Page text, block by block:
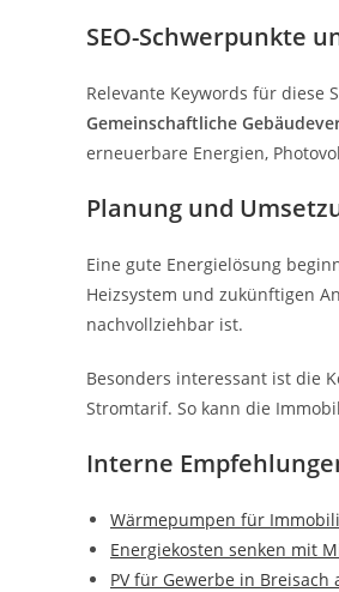
SEO-Schwerpunkte
Relevante Keywords für diese
Gemeinschaftliche
erneuerbare Energien,
Planung und
Eine gute Energielösung
Heizsystem und zukünftigen
nachvollziehbar ist.
Besonders interessant ist die
Stromtarif. So kann die
Interne
Wärmepumpen für
Energiekosten senken mit
PV für Gewerbe in